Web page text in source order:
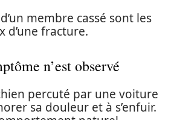
membre cassé sont les
d’une fracture.
n’est observé
percuté par une voiture
sa douleur et à s’enfuir.